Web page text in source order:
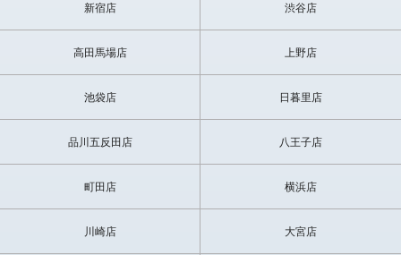
新宿店 渋谷店
高田馬場店 上野店
池袋店 日暮里店
品川五反田店 八王子店
町田店 横浜店
川崎店 大宮店